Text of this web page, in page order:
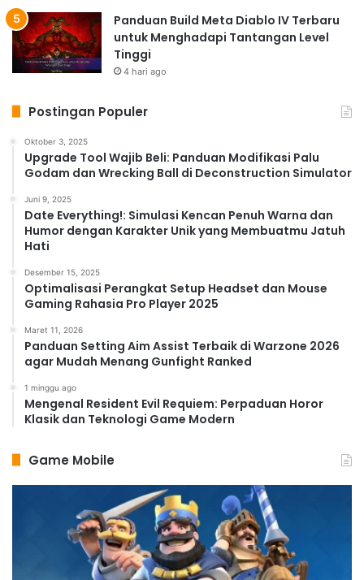
Panduan Build Meta Diablo IV Terbaru
untuk Menghadapi Tantangan Level
Tinggi
4 hari ago
Postingan Populer
Oktober 3, 2025
Upgrade Tool Wajib Beli: Panduan Modifikasi Palu
Godam dan Wrecking Ball di Deconstruction Simulator
Juni 9, 2025
Date Everything!: Simulasi Kencan Penuh Warna dan
Humor dengan Karakter Unik yang Membuatmu Jatuh
Hati
Desember 15, 2025
Optimalisasi Perangkat Setup Headset dan Mouse
Gaming Rahasia Pro Player 2025
Maret 11, 2026
Panduan Setting Aim Assist Terbaik di Warzone 2026
agar Mudah Menang Gunfight Ranked
1 minggu ago
Mengenal Resident Evil Requiem: Perpaduan Horor
Klasik dan Teknologi Game Modern
Game Mobile